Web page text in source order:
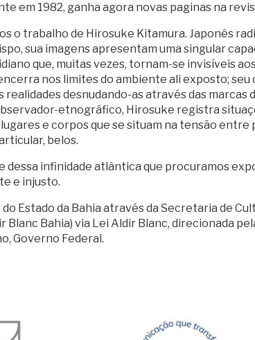
em 1982, ganha agora novas paginas na
o trabalho de Hirosuke Kitamura. Japonês
sua imagens apresentam uma singular
que, muitas vezes, tornam-se invisíveis
nos limites do ambiente ali exposto; seu
desnudando-as através das marcas
etnográfico, Hirosuke registra
e corpos que se situam na tensão entre
belos.
dessa infinidade atlântica que procuramos
e injusto.
Estado da Bahia através da Secretaria de
Blanc Bahia) via Lei Aldir Blanc, direcionada
Governo Federal.